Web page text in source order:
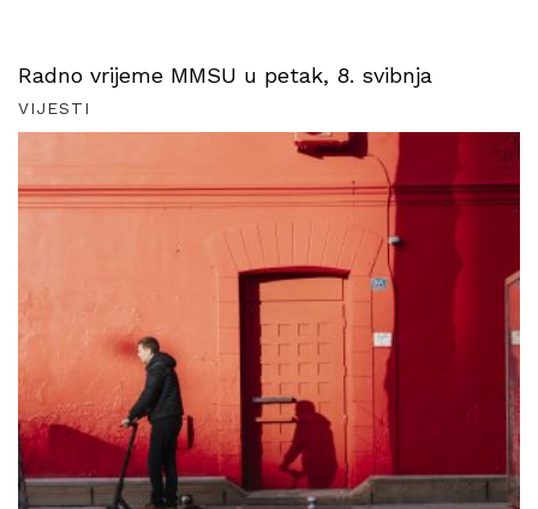
Radno vrijeme MMSU u petak, 8. svibnja
VIJESTI